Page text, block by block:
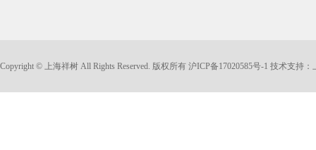
Copyright © 上海祥树 All Rights Reserved. 版权所有 沪ICP备17020585号-1 技术支持：